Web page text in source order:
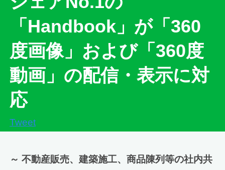
「Handbook」が「360
度画像」および「360度
動画」の配信・表示に対
応
Tweet
～ 不動産販売、建築施工、商品陳列等の社内共